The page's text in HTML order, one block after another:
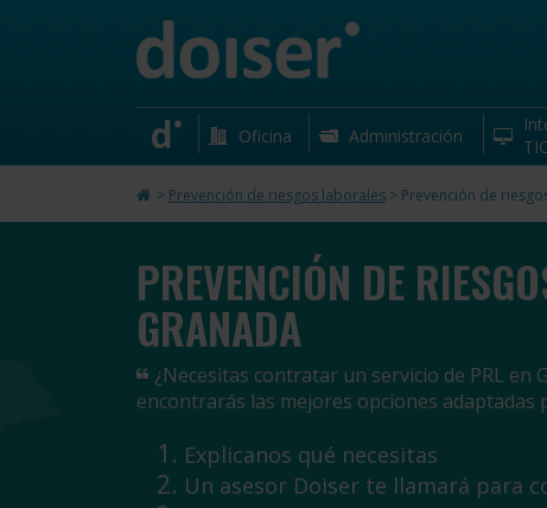
Oficina Administración
TIC
> Prevención de riesgos laborales> Prevención de
PREVENCIÓN DE
GRANADA
¿Necesitas contratar un servicio de PRL en
encontrarás las mejores opciones adaptadas
Explicanos qué necesitas
Un asesor Doiser te llamará para